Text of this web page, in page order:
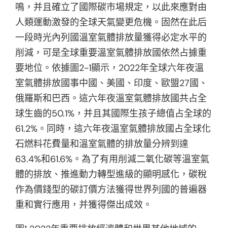
鳴，并且確立了國際碳市場規定，以此來應對由
人類運動激發的全球天氣變更危機。固然在此后
一段時光內列國溫室氣體排放量獲得必定水平的
削減，可是全球重要溫室氣體排放國依然占據重
要地位。依據圖2-1顯示，2022年全球六年夜溫
室氣體排放國事中國、美國、印度、歐盟27國、
俄羅斯和巴西。這六年夜溫室氣體排放國共占全
球生齒的50.1%，并且其國際生孩子總值占全球的
61.2%。同時，這六年夜溫室氣體排放國占全球化
石燃料花費量和溫室氣體的排放量分辨到達
63.4%和61.6%。為了有用削減二氧化碳等溫室氣
體的排放、推進動力轉型進級的顯明感化，碳稅
作為價錢型的碳訂價方法獲得世界列國的普遍器
重和實行應用，并獲得傑出成效。